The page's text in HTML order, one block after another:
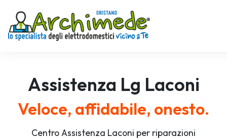
Assistenza Lg Laconi
Veloce, affidabile, onesto.
Centro Assistenza Laconi per riparazioni